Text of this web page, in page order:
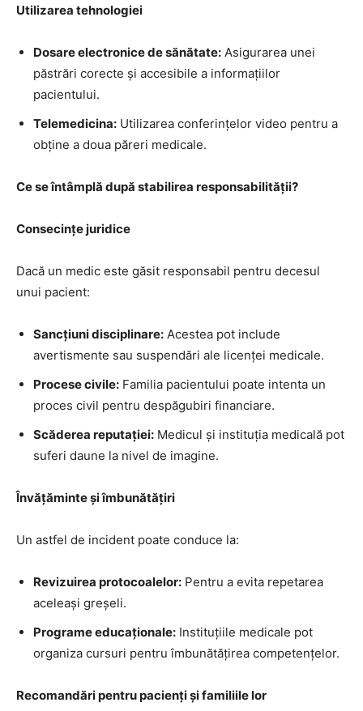
Utilizarea tehnologiei
Dosare electronice de sănătate: Asigurarea unei
păstrări corecte și accesibile a informațiilor
pacientului.
Telemedicina: Utilizarea conferințelor video pentru a
obține a doua păreri medicale.
Ce se întâmplă după stabilirea responsabilității?
Consecințe juridice
Dacă un medic este găsit responsabil pentru decesul
unui pacient:
Sancțiuni disciplinare: Acestea pot include
avertismente sau suspendări ale licenței medicale.
Procese civile: Familia pacientului poate intenta un
proces civil pentru despăgubiri financiare.
Scăderea reputației: Medicul și instituția medicală pot
suferi daune la nivel de imagine.
Învățăminte și îmbunătățiri
Un astfel de incident poate conduce la:
Revizuirea protocoalelor: Pentru a evita repetarea
aceleași greșeli.
Programe educaționale: Instituțiile medicale pot
organiza cursuri pentru îmbunătățirea competențelor.
Recomandări pentru pacienți și familiile lor